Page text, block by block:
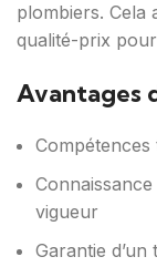
plombiers. Cela
qualité-prix
Avantages
vigueur
Garantie d’un